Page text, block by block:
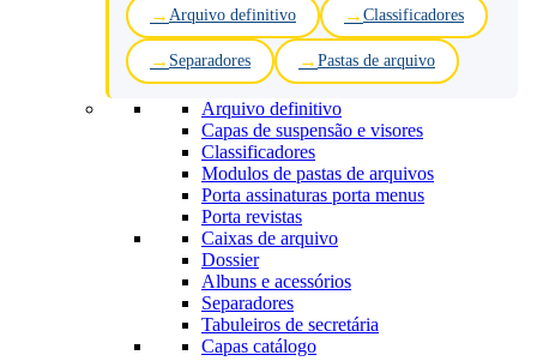
Arquivo definitivo Classificadores
Separadores Pastas de arquivo
Arquivo definitivo
Capas de suspensão e visores
Classificadores
Modulos de pastas de arquivos
Porta assinaturas porta menus
Porta revistas
Caixas de arquivo
Dossier
Albuns e acessórios
Separadores
Tabuleiros de secretária
Capas catálogo